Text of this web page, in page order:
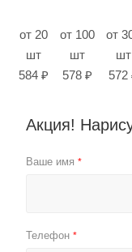
от 20
шт
584 ₽
от 100
шт
578 ₽
от
шт
572
Акция!
Ваше имя *
Телефон *